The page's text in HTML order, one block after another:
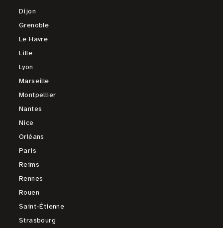
Dijon
Grenoble
Le Havre
Lille
Lyon
Marseille
Montpellier
Nantes
Nice
Orléans
Paris
Reims
Rennes
Rouen
Saint-Étienne
Strasbourg